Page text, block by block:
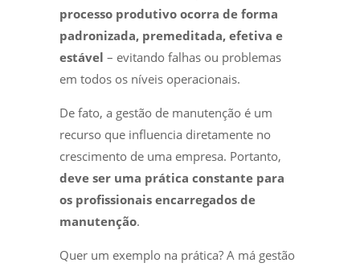
processo produtivo ocorra de forma
padronizada, premeditada, efetiva e
estável – evitando falhas ou problemas
em todos os níveis operacionais.
De fato, a gestão de manutenção é um
recurso que influencia diretamente no
crescimento de uma empresa. Portanto,
deve ser uma prática constante para
os profissionais encarregados de
manutenção.
Quer um exemplo na prática? A má gestão